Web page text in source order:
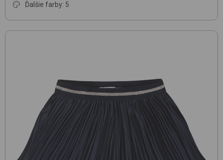
Ďalšie farby: 5